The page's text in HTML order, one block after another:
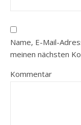
Name, E-Mail-
meinen nächsten
Kommentar